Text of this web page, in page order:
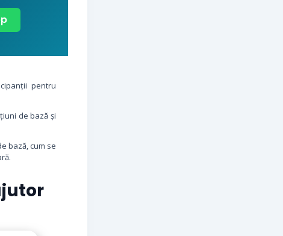
pentru
de bază și
bază, cum se